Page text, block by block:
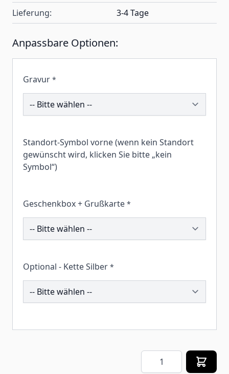
Lieferung:
3-4 Tage
Anpassbare Optionen:
Gravur *
246795
Standort-Symbol vorne (wenn kein Standort
gewünscht wird, klicken Sie bitte „kein
Symbol“)
Geschenkbox + Grußkarte *
259177
Optional - Kette Silber *
196340
Menge